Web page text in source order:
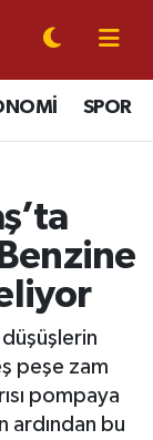
SPOR
peşe zam
pompaya
ardından bu
Haritası